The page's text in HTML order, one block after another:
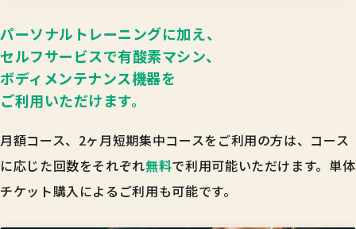
パーソナルトレーニングに加え、
セルフサービスで有酸素マシン、
ボディメンテナンス機器を
ご利用いただけます。
月額コース、2ヶ月短期集中コースをご利用の方は、 コース
に応じた回数をそれぞれ無料で利用可能いただけます。 単体
チケット購入によるご利用も可能です。